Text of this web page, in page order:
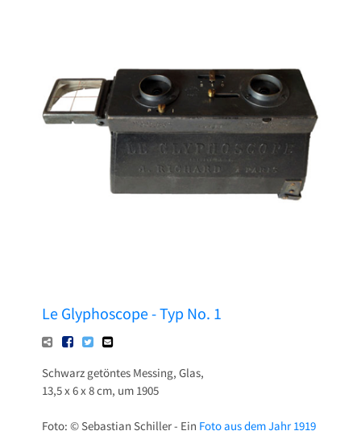
Sponsoring
Le Glyphoscope - Typ No. 1
Schwarz getöntes Messing, Glas,
13,5 x 6 x 8 cm, um 1905
Foto: © Sebastian Schiller - Ein Foto aus dem Jahr 1919